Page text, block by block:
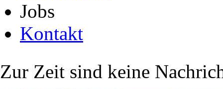
Jobs
Kontakt
Zur Zeit sind keine